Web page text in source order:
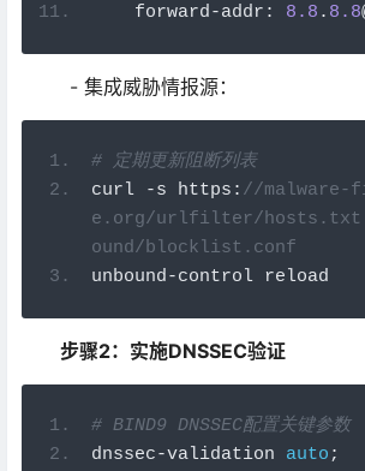
forward-addr : 8.8 . 8.8
- 集成威胁情报源：
# 定期更新阻断列表
curl
-s https : //
e.org/urlfilter/hosts.txt
ound/blocklist.conf
unbound-control reload
步骤2：实施DNSSEC验证
# BIND9 DNSSEC配置关键参数
dnssec-validation auto ;